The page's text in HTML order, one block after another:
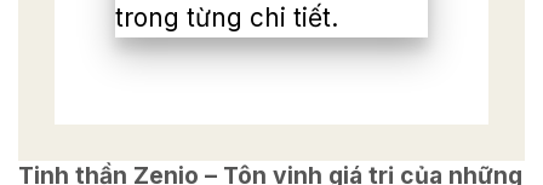
trong từng chi tiết.
Tinh thần Zenio – Tôn vinh giá trị của những